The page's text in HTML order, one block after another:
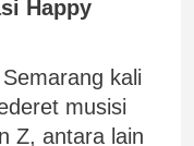
Happy
kali
musisi
Z, antara lain